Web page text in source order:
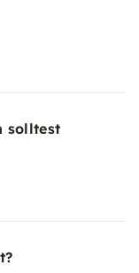
solltest